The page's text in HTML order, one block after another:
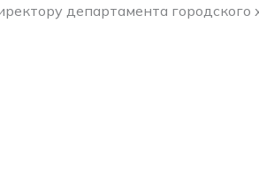
департамента городского